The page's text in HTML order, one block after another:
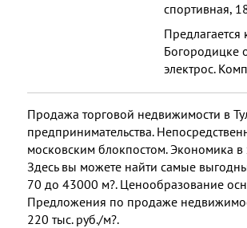
спортивная,
Богородицке
электрос.
Продажа торговой недвижимости в
предпринимательства.
московским блокпостом. Экономика
Здесь вы можете найти самые
70 до 43000 м?. Ценообразование
Предложения по продаже
220 тыс. руб./м?.